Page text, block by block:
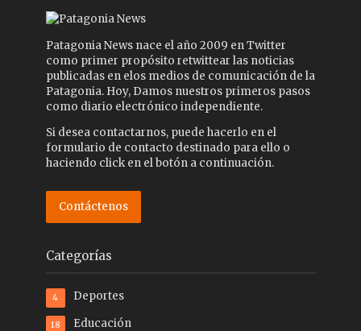
Patagonia News nace el año 2009 en Twitter
como primer propósito retwittear las noticias
publicadas en elos medios de comunicación de la
Patagonia. Hoy, Damos nuestros primeros pasos
como diario electrónico independiente.
Si desea contactarnos, puede hacerlo en el
formulario de contacto destinado para ello o
haciendo click en el botón a continuación.
Contáctenos
Categorías
Deportes
4
Educación
18